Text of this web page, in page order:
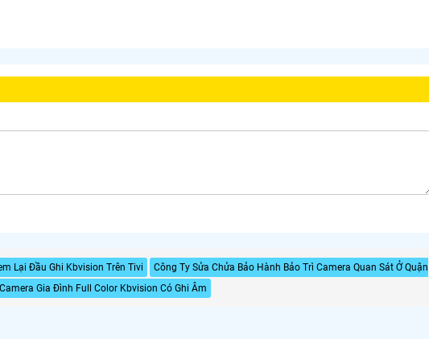
Lại Đầu Ghi Kbvision Trên Tivi
Công Ty Sửa Chửa Bảo Hành Bảo Trì Camera Quan Sát Ở Quận
Gia Đình Full Color Kbvision Có Ghi Âm